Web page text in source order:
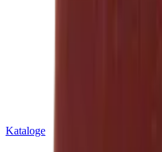
Kataloge